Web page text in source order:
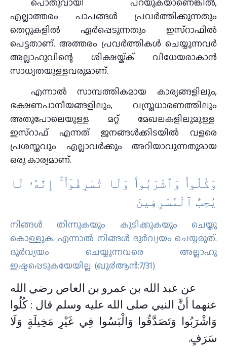
എല്ലാത്തരം പാപങ്ങൾ പ്രവർത്തിക്കുന്നതും
തെറ്റുകളിൽ ഏർപ്പെടുന്നതും ഇസ്‌റാഫിൽ
പെട്ടതാണ്. അത്തരം പ്രവർത്തികൾ ചെയ്യുന്നവർ
അല്ലാഹുവിന്റെ ശിക്ഷയ്ക്ക് വിധേയരാകാൻ
സാധ്യതയുള്ളവരുമാണ്.
എന്നാൽ സാമ്പത്തികമായ കാര്യങ്ങളിലും,
ഭക്ഷണപാനീയങ്ങളിലും, വസ്ത്രധാരണത്തിലും
അതുപോലെയുള്ള മറ്റ് മേഖലകളിലുമുള്ള
ഇസ്‌റാഫ് എന്നത് ജനങ്ങൾക്കിടയിൽ വളരെ
പ്രശസ്തവും എല്ലാവർക്കും അറിയാവുന്നതുമായ
ഒരു കാര്യമാണ്.
وَكُلُوا۟ وَٱشْرَبُوا۟ وَلَا تُسْرِفُوٓا۟ ۚ إِنَّهُۥ لَا
يُحِبُّ ٱلْمُسْرِفِينَ
നിങ്ങള്‍ തിന്നുകയും കുടിക്കുകയും ചെയ്തു
കൊള്ളുക. എന്നാല്‍ നിങ്ങള്‍ ദുര്‍വ്യയം ചെയ്യരുത്‌.
ദുര്‍വ്യയം ചെയ്യുന്നവരെ അല്ലാഹു
ഇഷ്ടപ്പെടുകയേയില്ല. (ഖു൪ആന്‍:7/31)
عن عبد الله بن عمرو بن العاص رضي الله
عنهما أنَّ النبي صلى الله عليه وسلم قال : كُلُوا
وَاشْرَبُوا وَتَصَدَّقُوا وَالْبَسُوا فِي غَيْرِ مَخِيلَةٍ وَلَا
سَرَفٍ.